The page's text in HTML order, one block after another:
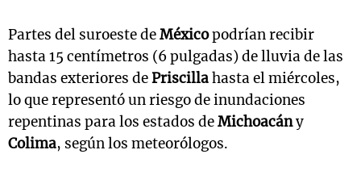
Partes del suroeste deMéxicopodrían recibir
hasta 15 centímetros (6 pulgadas) de lluvia de las
bandas exteriores dePriscillahasta el miércoles,
lo que representó un riesgo de inundaciones
repentinas para los estados deMichoacány
Colima, según los meteorólogos.